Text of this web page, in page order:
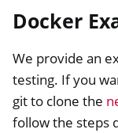
Docker
We provide an
testing. If you
git to clone the
follow the steps